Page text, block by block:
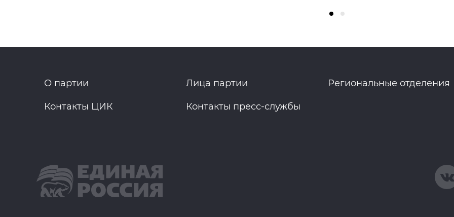
О партии Лица партии Региональные отделения
Контакты ЦИК Контакты пресс-службы